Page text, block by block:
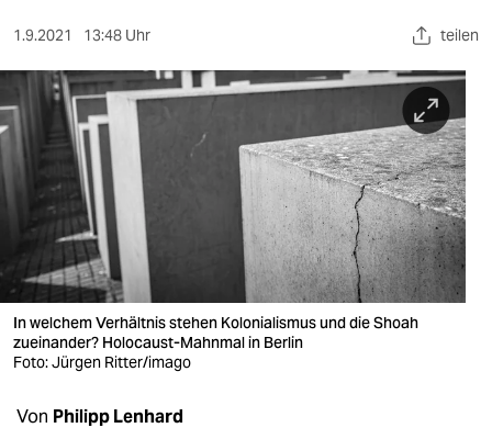
kultur
sport
berlin
nord
wahrheit
verlag
verlag
veranstaltungen
1.9.2021 13:48 Uhr teilen
In welchem Verhältnis stehen Kolonialismus und die Shoah
zueinander? Holocaust-Mahnmal in Berlin
Foto: Jürgen Ritter/imago
Von Philipp Lenhard